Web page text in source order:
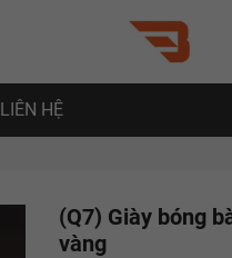
LIÊN HỆ
(Q7) Giày bóng
vàng